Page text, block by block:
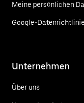
Meine persönlichen
Google-Datenrichtlinie
Unternehmen
Über uns